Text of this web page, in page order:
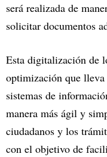
será realizada de
solicitar documentos
Esta digitalización de
optimización que lleva
sistemas de
manera más ágil y
ciudadanos y los
con el objetivo de